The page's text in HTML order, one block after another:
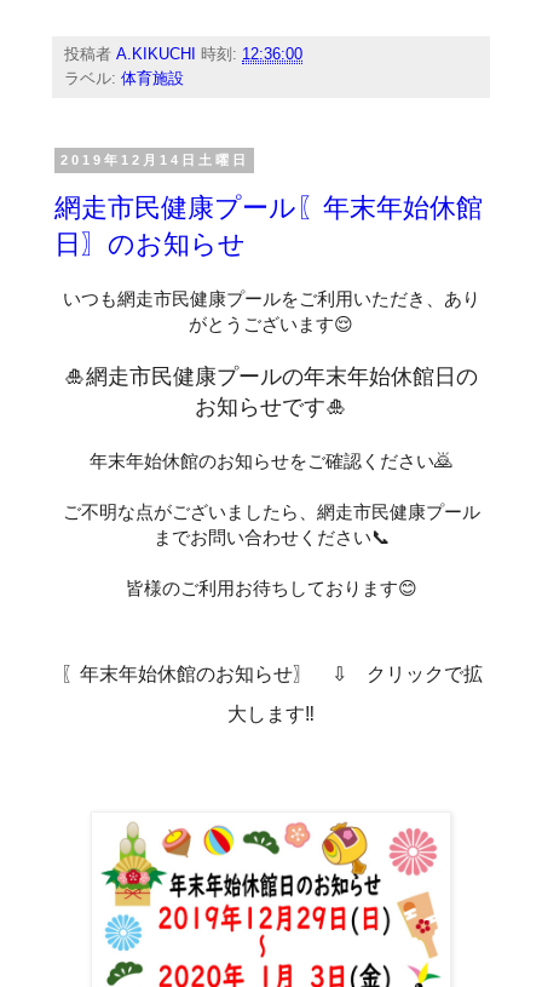
投稿者A.KIKUCHI 時刻: 12:36:00
ラベル:体育施設
2019年12月14日土曜日
網走市民健康プール〖年末年始休館
日〗のお知らせ
いつも網走市民健康プールをご利用いただき、あり
がとうございます😌
🎍網走市民健康プールの年末年始休館日の
お知らせです🎍
年末年始休館のお知らせをご確認ください🙇
ご不明な点がございましたら、網走市民健康プール
までお問い合わせください📞
皆様のご利用お待ちしております😊
〖年末年始休館のお知らせ〗 ⇩ クリックで拡
大します‼